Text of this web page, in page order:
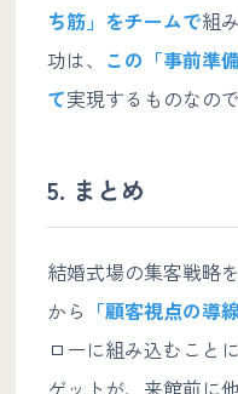
ち筋」をチームで組
功は、 この「事前準
て実現するものなので
5. まとめ
結婚式場の集客戦略
から 「顧客視点の導
ローに組み込むこと
ゲットが、来館前に